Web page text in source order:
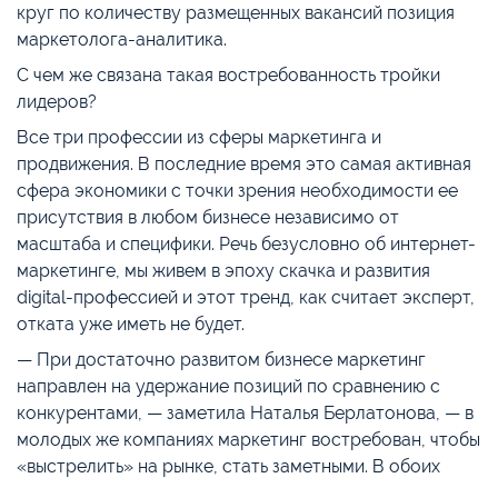
круг по количеству размещенных вакансий позиция
маркетолога-аналитика.
С чем же связана такая востребованность тройки
лидеров?
Все три профессии из сферы маркетинга и
продвижения. В последние время это самая активная
сфера экономики с точки зрения необходимости ее
присутствия в любом бизнесе независимо от
масштаба и специфики. Речь безусловно об интернет-
маркетинге, мы живем в эпоху скачка и развития
digital-профессией и этот тренд, как считает эксперт,
отката уже иметь не будет.
— При достаточно развитом бизнесе маркетинг
направлен на удержание позиций по сравнению с
конкурентами, — заметила Наталья Берлатонова, — в
молодых же компаниях маркетинг востребован, чтобы
«выстрелить» на рынке, стать заметными. В обоих